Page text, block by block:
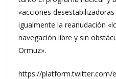
«acciones
igualmente la reanudación
navegación libre y sin
Ormuz».
https://platform.twitter.com/